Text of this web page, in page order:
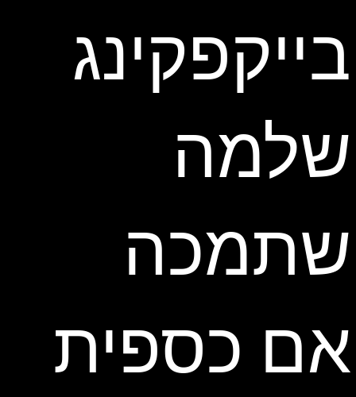
בייקפקינג
שלמה
שתמכה
אם כספית